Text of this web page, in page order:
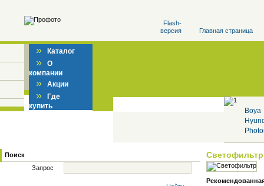
Flash-
версия
Главная страница
» Каталог
» О
компании
» Акции
» Где
купить
Boya
Поиск
Запрос